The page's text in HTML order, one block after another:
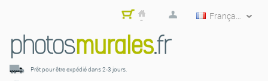
Français
Mon
er
Prêt pour être expédiédans 2-3 jours.